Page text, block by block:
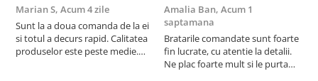
Marian S, Acum 4 zile
Sunt la a doua comanda de la ei
si totul a decurs rapid. Calitatea
produselor este peste medie.
Amalia Ban, Acum 1
saptamana
Bratarile comandate sunt foarte
fin lucrate, cu atentie la detalii.
Ne plac foarte mult si le purtam